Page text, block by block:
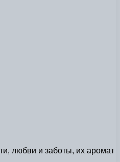
любви и заботы, их аромат